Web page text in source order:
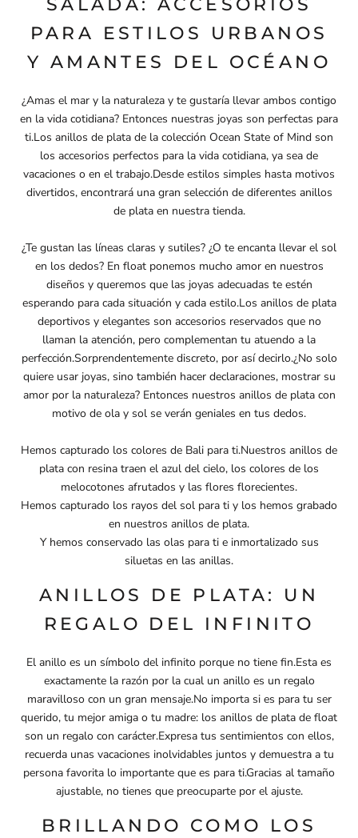
PARA ESTILOS URBANOS
Y AMANTES DEL OCÉANO
¿Amas el mar y la naturaleza y te gustaría llevar ambos contigo
en la vida cotidiana? Entonces nuestras joyas son perfectas para
ti.Los anillos de plata de la colección Ocean State of Mind son
los accesorios perfectos para la vida cotidiana, ya sea de
vacaciones o en el trabajo.Desde estilos simples hasta motivos
divertidos, encontrará una gran selección de diferentes anillos
de plata en nuestra tienda.
¿Te gustan las líneas claras y sutiles? ¿O te encanta llevar el sol
en los dedos? En float ponemos mucho amor en nuestros
diseños y queremos que las joyas adecuadas te estén
esperando para cada situación y cada estilo.Los anillos de plata
deportivos y elegantes son accesorios reservados que no
llaman la atención, pero complementan tu atuendo a la
perfección.Sorprendentemente discreto, por así decirlo.¿No solo
quiere usar joyas, sino también hacer declaraciones, mostrar su
amor por la naturaleza? Entonces nuestros anillos de plata con
motivo de ola y sol se verán geniales en tus dedos.
Hemos capturado los colores de Bali para ti.Nuestros anillos de
plata con resina traen el azul del cielo, los colores de los
melocotones afrutados y las flores florecientes.
Hemos capturado los rayos del sol para ti y los hemos grabado
en nuestros anillos de plata.
Y hemos conservado las olas para ti e inmortalizado sus
siluetas en las anillas.
ANILLOS DE PLATA: UN
REGALO DEL INFINITO
El anillo es un símbolo del infinito porque no tiene fin.Esta es
exactamente la razón por la cual un anillo es un regalo
maravilloso con un gran mensaje.No importa si es para tu ser
querido, tu mejor amiga o tu madre: los anillos de plata de float
son un regalo con carácter.Expresa tus sentimientos con ellos,
recuerda unas vacaciones inolvidables juntos y demuestra a tu
persona favorita lo importante que es para ti.Gracias al tamaño
ajustable, no tienes que preocuparte por el ajuste.
BRILLANDO COMO LOS